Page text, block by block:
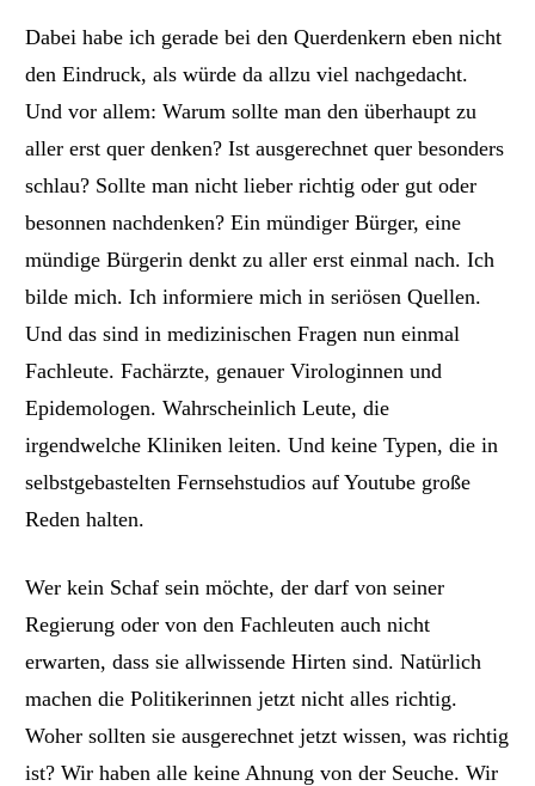
Dabei habe ich gerade bei den Querdenkern eben nicht
den Eindruck, als würde da allzu viel nachgedacht.
Und vor allem: Warum sollte man den überhaupt zu
aller erst quer denken?Ist ausgerechnet quer besonders
schlau? Sollte man nicht lieber richtig oder gut oder
besonnen nachdenken? Ein mündiger Bürger, eine
mündige Bürgerin denkt zu aller erst einmal nach. Ich
bilde mich. Ich informiere mich in seriösen Quellen.
Und das sind in medizinischen Fragen nun einmal
Fachleute. Fachärzte, genauer Virologinnen und
Epidemologen. Wahrscheinlich Leute, die
irgendwelche Kliniken leiten. Und keine Typen, die in
selbstgebastelten Fernsehstudios auf Youtube große
Reden halten.
Wer kein Schaf sein möchte, der darf von seiner
Regierung oder von den Fachleuten auch nicht
erwarten, dass sie allwissende Hirten sind. Natürlich
machen die Politikerinnen jetzt nicht alles richtig.
Woher sollten sie ausgerechnet jetzt wissen, was richtig
ist? Wir haben alle keine Ahnung von der Seuche. Wir